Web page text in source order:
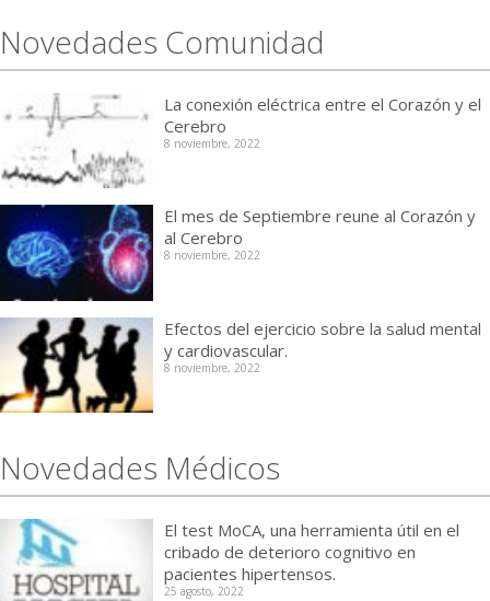
Novedades Comunidad
La conexión eléctrica entre el Corazón y el
Cerebro
8 noviembre, 2022
El mes de Septiembre reune al Corazón y
al Cerebro
8 noviembre, 2022
Efectos del ejercicio sobre la salud mental
y cardiovascular.
8 noviembre, 2022
Novedades Médicos
El test MoCA, una herramienta útil en el
cribado de deterioro cognitivo en
pacientes hipertensos.
25 agosto, 2022